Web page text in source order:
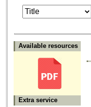
Available resources
Extra service